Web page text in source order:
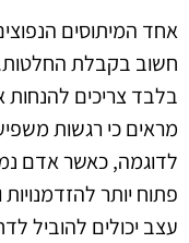
אחד המיתוסים
חשוב בקבלת החלטות.
בלבד צריכים
מראים כי רגשות
לדוגמה, כאשר אדם
פתוח יותר
עצב יכולים להוביל